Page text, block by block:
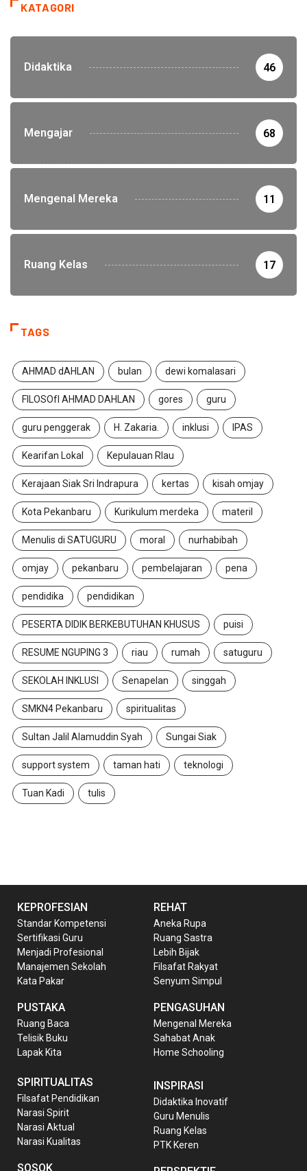
KATAGORI
Didaktika 46
Mengajar 68
Mengenal Mereka 11
Ruang Kelas 17
TAGS
AHMAD dAHLAN bulan dewi komalasari
FILOSOfI AHMAD DAHLAN gores guru
guru penggerak H. Zakaria. inklusi IPAS
Kearifan Lokal Kepulauan RIau
Kerajaan Siak Sri Indrapura kertas kisah omjay
Kota Pekanbaru Kurikulum merdeka materil
Menulis di SATUGURU moral nurhabibah
omjay pekanbaru pembelajaran pena
pendidika pendidikan
PESERTA DIDIK BERKEBUTUHAN KHUSUS puisi
RESUME NGUPING 3 riau rumah satuguru
SEKOLAH INKLUSI Senapelan singgah
SMKN4 Pekanbaru spiritualitas
Sultan Jalil Alamuddin Syah Sungai Siak
support system taman hati teknologi
Tuan Kadi tulis
KEPROFESIAN
Standar Kompetensi
Sertifikasi Guru
Menjadi Profesional
Manajemen Sekolah
Kata Pakar
PUSTAKA
Ruang Baca
Telisik Buku
Lapak Kita
REHAT
Aneka Rupa
Ruang Sastra
Lebih Bijak
Filsafat Rakyat
Senyum Simpul
PENGASUHAN
Mengenal Mereka
Sahabat Anak
Home Schooling
SPIRITUALITAS
Filsafat Pendidikan
Narasi Spirit
Narasi Aktual
Narasi Kualitas
SOSOK
INSPIRASI
Didaktika Inovatif
Guru Menulis
Ruang Kelas
PTK Keren